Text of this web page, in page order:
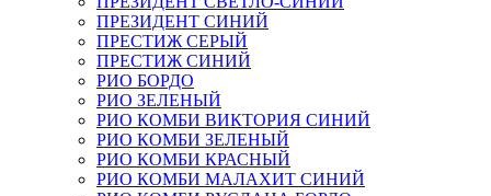
ПРЕЗИДЕНТ СИНИЙ
ПРЕСТИЖ СЕРЫЙ
ПРЕСТИЖ СИНИЙ
РИО БОРДО
РИО ЗЕЛЕНЫЙ
РИО КОМБИ ВИКТОРИЯ СИНИЙ
РИО КОМБИ ЗЕЛЕНЫЙ
РИО КОМБИ КРАСНЫЙ
РИО КОМБИ МАЛАХИТ СИНИЙ